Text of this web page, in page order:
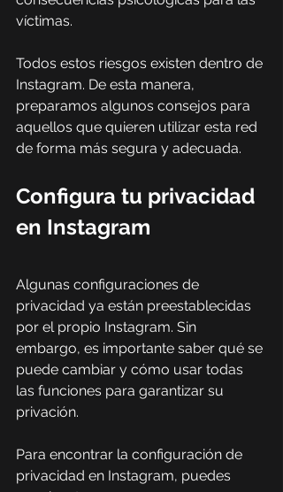
víctimas.
Todos estos riesgos existen dentro de
Instagram. De esta manera,
preparamos algunos consejos para
aquellos que quieren utilizar esta red
de forma más segura y adecuada.
Configura tu privacidad
en Instagram
Algunas configuraciones de
privacidad ya están preestablecidas
por el propio Instagram. Sin
embargo, es importante saber qué se
puede cambiar y cómo usar todas
las funciones para garantizar su
privación.
Para encontrar la configuración de
privacidad en Instagram, puedes